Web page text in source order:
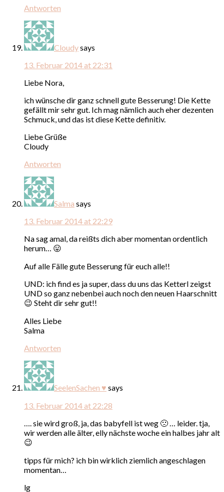
Antworten
Cloudysays
13. Februar 2014 at 22:31
Liebe Nora,
ich wünsche dir ganz schnell gute Besserung! Die Kette
gefällt mir sehr gut. Ich mag nämlich auch eher dezenten
Schmuck, und das ist diese Kette definitiv.
Liebe Grüße
Cloudy
Antworten
Salma says
13. Februar 2014 at 22:29
Na sag amal, da reißts dich aber momentan ordentlich
herum… 😛
Auf alle Fälle gute Besserung für euch alle!!
UND: ich find es ja super, dass du uns das Ketterl zeigst
UND so ganz nebenbei auch noch den neuen Haarschnitt
😉 Steht dir sehr gut!!
Alles Liebe
Salma
Antworten
SeelenSachen ♥ says
13. Februar 2014 at 22:28
…. sie wird groß, ja, das babyfell ist weg 🙁 … leider. tja,
wir werden alle älter, elly nächste woche ein halbes jahr alt
😉
tipps für mich? ich bin wirklich ziemlich angeschlagen
momentan…
lg